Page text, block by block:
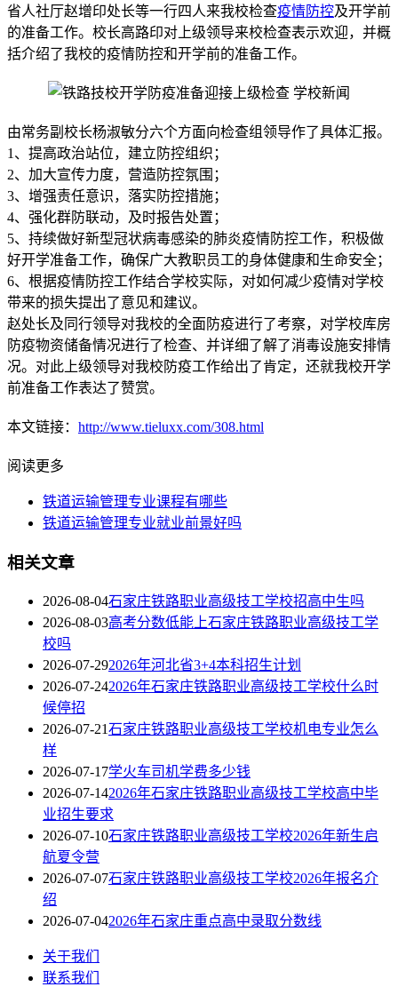
省人社厅赵增印处长等一行四人来我校检查疫情防控及开学前
的准备工作。校长高路印对上级领导来校检查表示欢迎，并概
括介绍了我校的疫情防控和开学前的准备工作。
由常务副校长杨淑敏分六个方面向检查组领导作了具体汇报。
1、提高政治站位，建立防控组织；
2、加大宣传力度，营造防控氛围；
3、增强责任意识，落实防控措施；
4、强化群防联动，及时报告处置；
5、持续做好新型冠状病毒感染的肺炎疫情防控工作，积极做
好开学准备工作，确保广大教职员工的身体健康和生命安全；
6、根据疫情防控工作结合学校实际，对如何减少疫情对学校
带来的损失提出了意见和建议。
赵处长及同行领导对我校的全面防疫进行了考察，对学校库房
防疫物资储备情况进行了检查、并详细了解了消毒设施安排情
况。对此上级领导对我校防疫工作给出了肯定，还就我校开学
前准备工作表达了赞赏。
本文链接： http://www.tieluxx.com/308.html
阅读更多
铁道运输管理专业课程有哪些
铁道运输管理专业就业前景好吗
相关文章
2026-08-04石家庄铁路职业高级技工学校招高中生吗
2026-08-03高考分数低能上石家庄铁路职业高级技工学
校吗
2026-07-292026年河北省3+4本科招生计划
2026-07-242026年石家庄铁路职业高级技工学校什么时
候停招
2026-07-21石家庄铁路职业高级技工学校机电专业怎么
样
2026-07-17学火车司机学费多少钱
2026-07-142026年石家庄铁路职业高级技工学校高中毕
业招生要求
2026-07-10石家庄铁路职业高级技工学校2026年新生启
航夏令营
2026-07-07石家庄铁路职业高级技工学校2026年报名介
绍
2026-07-042026年石家庄重点高中录取分数线
关于我们
联系我们